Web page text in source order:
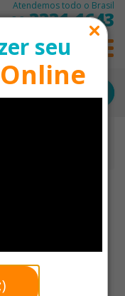
seu
Atendemos todo o Brasil
113331-1643